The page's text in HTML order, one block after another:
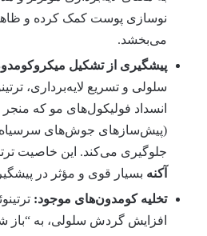
نوسازی پوست کمک کرده و
می‌بخشد.
پیشگیری از تشکیل
سلولی و تسریع لایه‌برداری،
انسداد فولیکول‌های مو که
(پیش‌سازهای جوش‌های
جلوگیری می‌کند. این خاصیت
آکنه بسیار قوی و مؤثر در
تخلیه کومدون‌های موجود:
افزایش گردش سلولی، به